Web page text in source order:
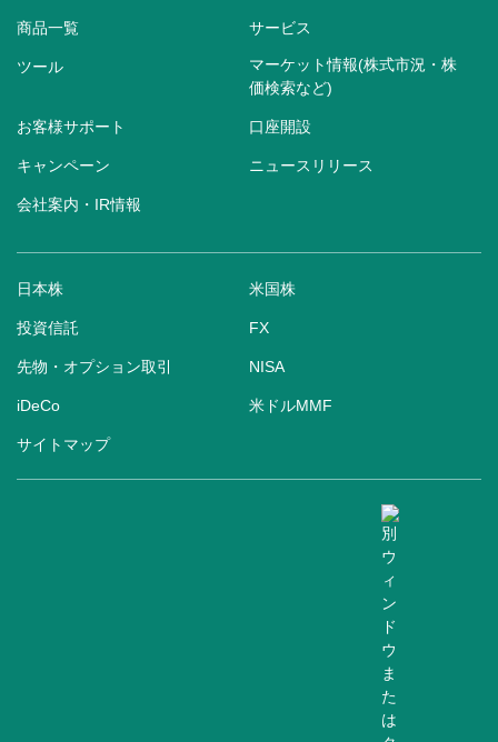
商品一覧 サービス
ツール
マーケット情報(株式市況・株
価検索など)
お客様サポート 口座開設
キャンペーン ニュースリリース
会社案内・IR情報
日本株 米国株
投資信託 FX
先物・オプション取引 NISA
iDeCo 米ドルMMF
サイトマップ